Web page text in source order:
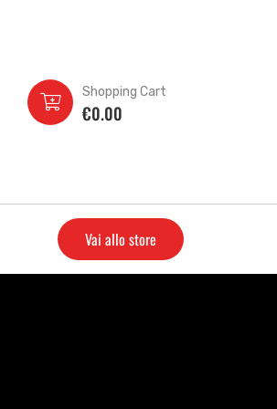
Shopping Cart
€0.00
Vai allo store